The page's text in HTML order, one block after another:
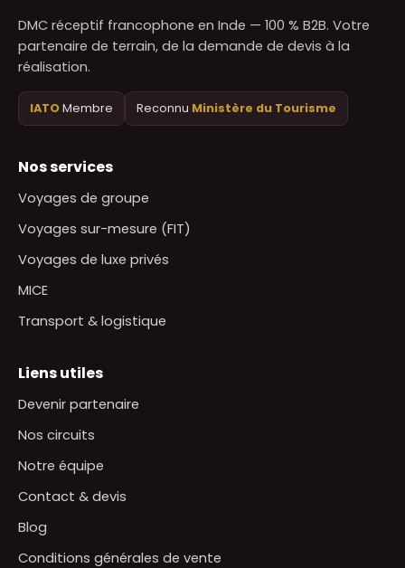
DMC réceptif francophone en Inde — 100 % B2B. Votre
partenaire de terrain, de la demande de devis à la
réalisation.
IATOMembre Reconnu Ministère du Tourisme
Nos services
Voyages de groupe
Voyages sur-mesure (FIT)
Voyages de luxe privés
MICE
Transport & logistique
Liens utiles
Devenir partenaire
Nos circuits
Notre équipe
Contact & devis
Blog
Conditions générales de vente